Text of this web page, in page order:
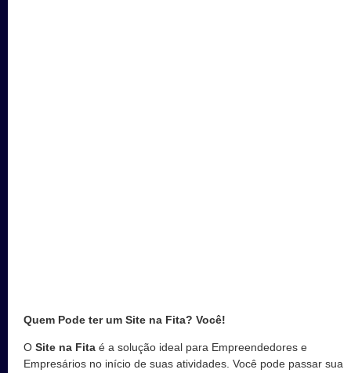
Quem Pode ter um Site na Fita? Você!
O Site na Fita é a solução ideal para Empreendedores e
Empresários no início de suas atividades. Você pode passar sua